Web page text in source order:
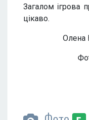
Загалом ігрова
цікаво.
Олена